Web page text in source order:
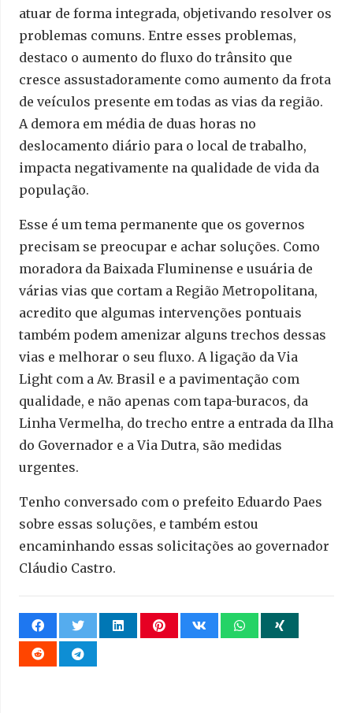
atuar de forma integrada, objetivando resolver os
problemas comuns. Entre esses problemas,
destaco o aumento do fluxo do trânsito que
cresce assustadoramente como aumento da frota
de veículos presente em todas as vias da região.
A demora em média de duas horas no
deslocamento diário para o local de trabalho,
impacta negativamente na qualidade de vida da
população.
Esse é um tema permanente que os governos
precisam se preocupar e achar soluções. Como
moradora da Baixada Fluminense e usuária de
várias vias que cortam a Região Metropolitana,
acredito que algumas intervenções pontuais
também podem amenizar alguns trechos dessas
vias e melhorar o seu fluxo. A ligação da Via
Light com a Av. Brasil e a pavimentação com
qualidade, e não apenas com tapa-buracos, da
Linha Vermelha, do trecho entre a entrada da Ilha
do Governador e a Via Dutra, são medidas
urgentes.
Tenho conversado com o prefeito Eduardo Paes
sobre essas soluções, e também estou
encaminhando essas solicitações ao governador
Cláudio Castro.